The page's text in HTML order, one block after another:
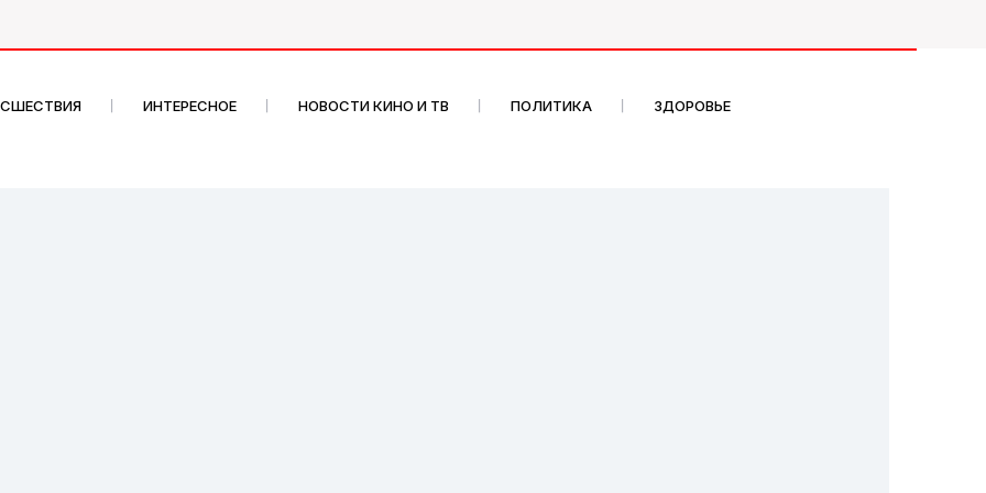
ИНТЕРЕСНОЕ НОВОСТИ КИНО И ТВ ПОЛИТИКА ЗДОРОВЬЕ